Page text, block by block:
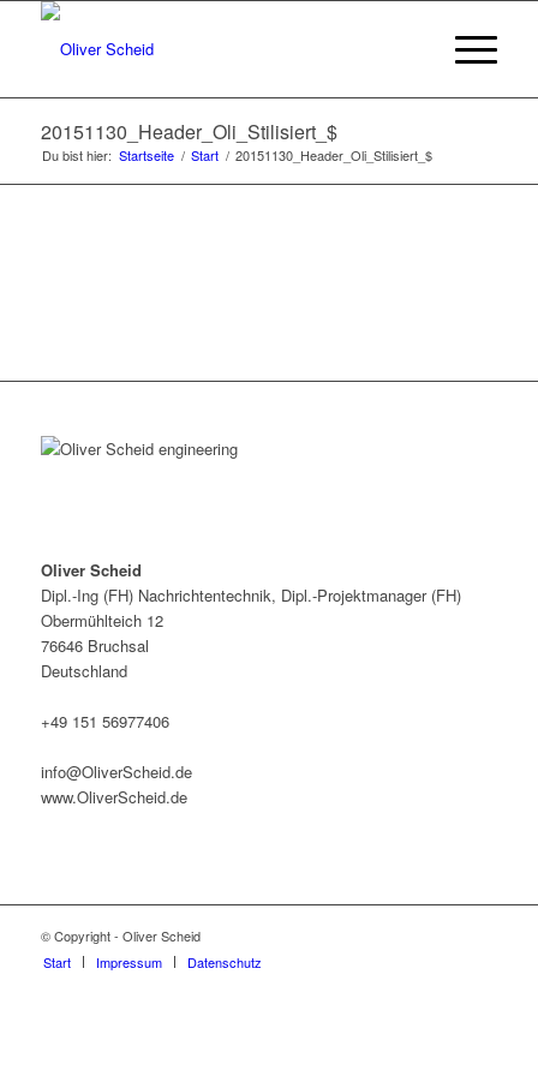
20151130_Header_Oli_Stilisiert_$
Du bist hier: Startseite / Start / 20151130_Header_Oli_Stilisiert_$
Oliver Scheid
Dipl.-Ing (FH) Nachrichtentechnik, Dipl.-Projektmanager (FH)
Obermühlteich 12
76646 Bruchsal
Deutschland
+49 151 56977406
info@OliverScheid.de
www.OliverScheid.de
© Copyright - Oliver Scheid
Start
Impressum Datenschutz